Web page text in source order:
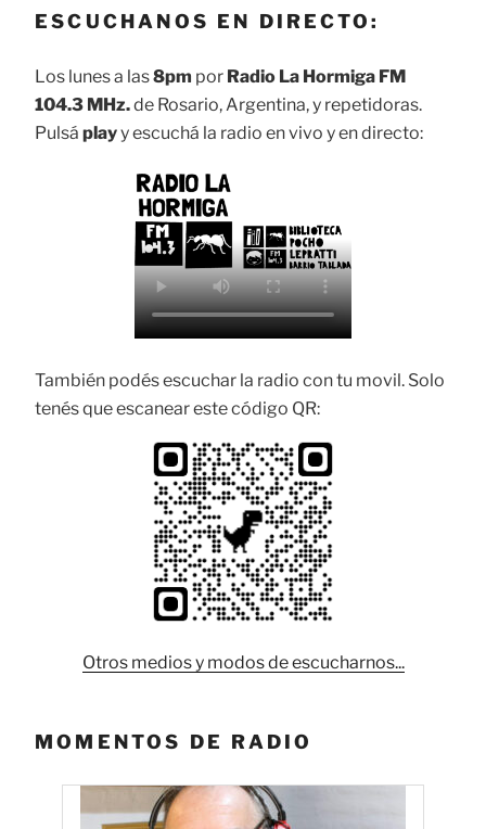
ESCUCHANOS EN DIRECTO:
Los lunes a las8pm por Radio La Hormiga FM
104.3 MHz.de Rosario, Argentina, y repetidoras.
Pulsá playy escuchá la radio en vivo y en directo:
También podés escuchar la radio con tu movil. Solo
tenés que escanear este código QR:
Otros medios y modos de escucharnos...
MOMENTOS DE RADIO